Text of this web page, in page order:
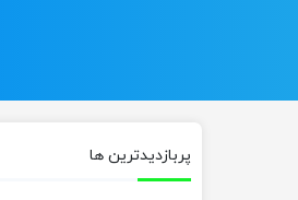
پربازدیدترین ها